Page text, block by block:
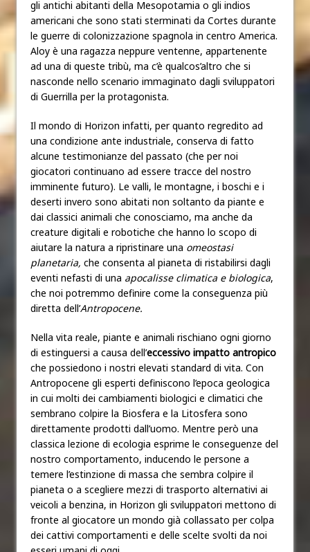
gli antichi abitanti della Mesopotamia o gli indios
americani che sono stati sterminati da Cortes durante
le guerre di colonizzazione spagnola in centro America.
Aloy è una ragazza neppure ventenne, appartenente
ad una di queste tribù, ma c’è qualcos’altro che si
nasconde nello scenario immaginato dagli sviluppatori
di Guerrilla per la protagonista.
Il mondo di Horizon infatti, per quanto regredito ad
una condizione ante industriale, conserva di fatto
alcune testimonianze del passato (che per noi
giocatori continuano ad essere tracce del nostro
imminente futuro). Le valli, le montagne, i boschi e i
deserti invero sono abitati non soltanto da piante e
dai classici animali che conosciamo, ma anche da
creature digitali e robotiche che hanno lo scopo di
aiutare la natura a ripristinare una omeostasi
planetaria, che consenta al pianeta di ristabilirsi dagli
eventi nefasti di una apocalisse climatica e biologica,
che noi potremmo definire come la conseguenza più
diretta dell’Antropocene.
Nella vita reale, piante e animali rischiano ogni giorno
di estinguersi a causa dell’eccessivo impatto antropico
che possiedono i nostri elevati standard di vita. Con
Antropocene gli esperti definiscono l’epoca geologica
in cui molti dei cambiamenti biologici e climatici che
sembrano colpire la Biosfera e la Litosfera sono
direttamente prodotti dall’uomo. Mentre però una
classica lezione di ecologia esprime le conseguenze del
nostro comportamento, inducendo le persone a
temere l’estinzione di massa che sembra colpire il
pianeta o a scegliere mezzi di trasporto alternativi ai
veicoli a benzina, in Horizon gli sviluppatori mettono di
fronte al giocatore un mondo già collassato per colpa
dei cattivi comportamenti e delle scelte svolti da noi